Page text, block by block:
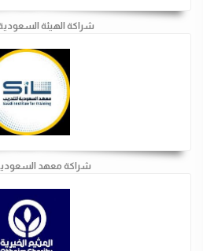
شراكة الهيئة
شراكة معهد